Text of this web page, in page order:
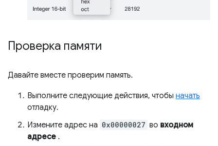
Проверка памяти
Давайте вместе проверим память.
Выполните следующие действия, чтобы начать
отладку.
Измените адрес на 0x00000027 во входном
адресе .